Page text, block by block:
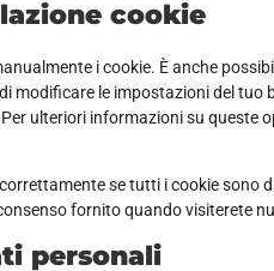
cookie
i cookie. È anche
modificare le impostazioni del tuo
ulteriori informazioni su queste
se tutti i cookie sono
fornito quando visiterete
personali